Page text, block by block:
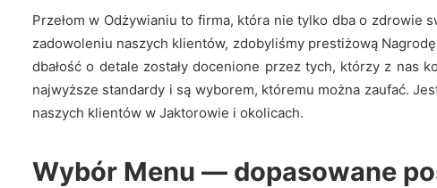
Przełom w Odżywianiu to firma, która nie tylko dba o zdrowie
zadowoleniu naszych klientów, zdobyliśmy prestiżową
dbałość o detale zostały docenione przez tych, którzy z nas
najwyższe standardy i są wyborem, któremu można zaufać.
naszych klientów w Jaktorowie i okolicach.
Wybór Menu — dopasowane